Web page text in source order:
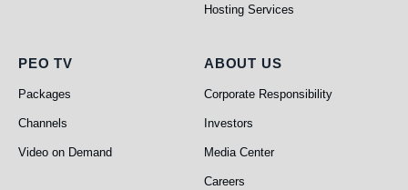
Hosting Services
PEO TV
PEO TV
Packages
Channels
Video on Demand
About Us
ABOUT US
Corporate Responsibility
Investors
Media Center
Careers